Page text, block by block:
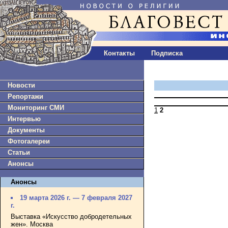
Контакты Подписка
Новости
Репортажи
Мониторинг СМИ
Интервью
Документы
Фотогалереи
Статьи
Анонсы
Анонсы
19 марта 2026 г. — 7 февраля 2027
г.
Выставка «Искусство добродетельных
жен». Москва
1 2